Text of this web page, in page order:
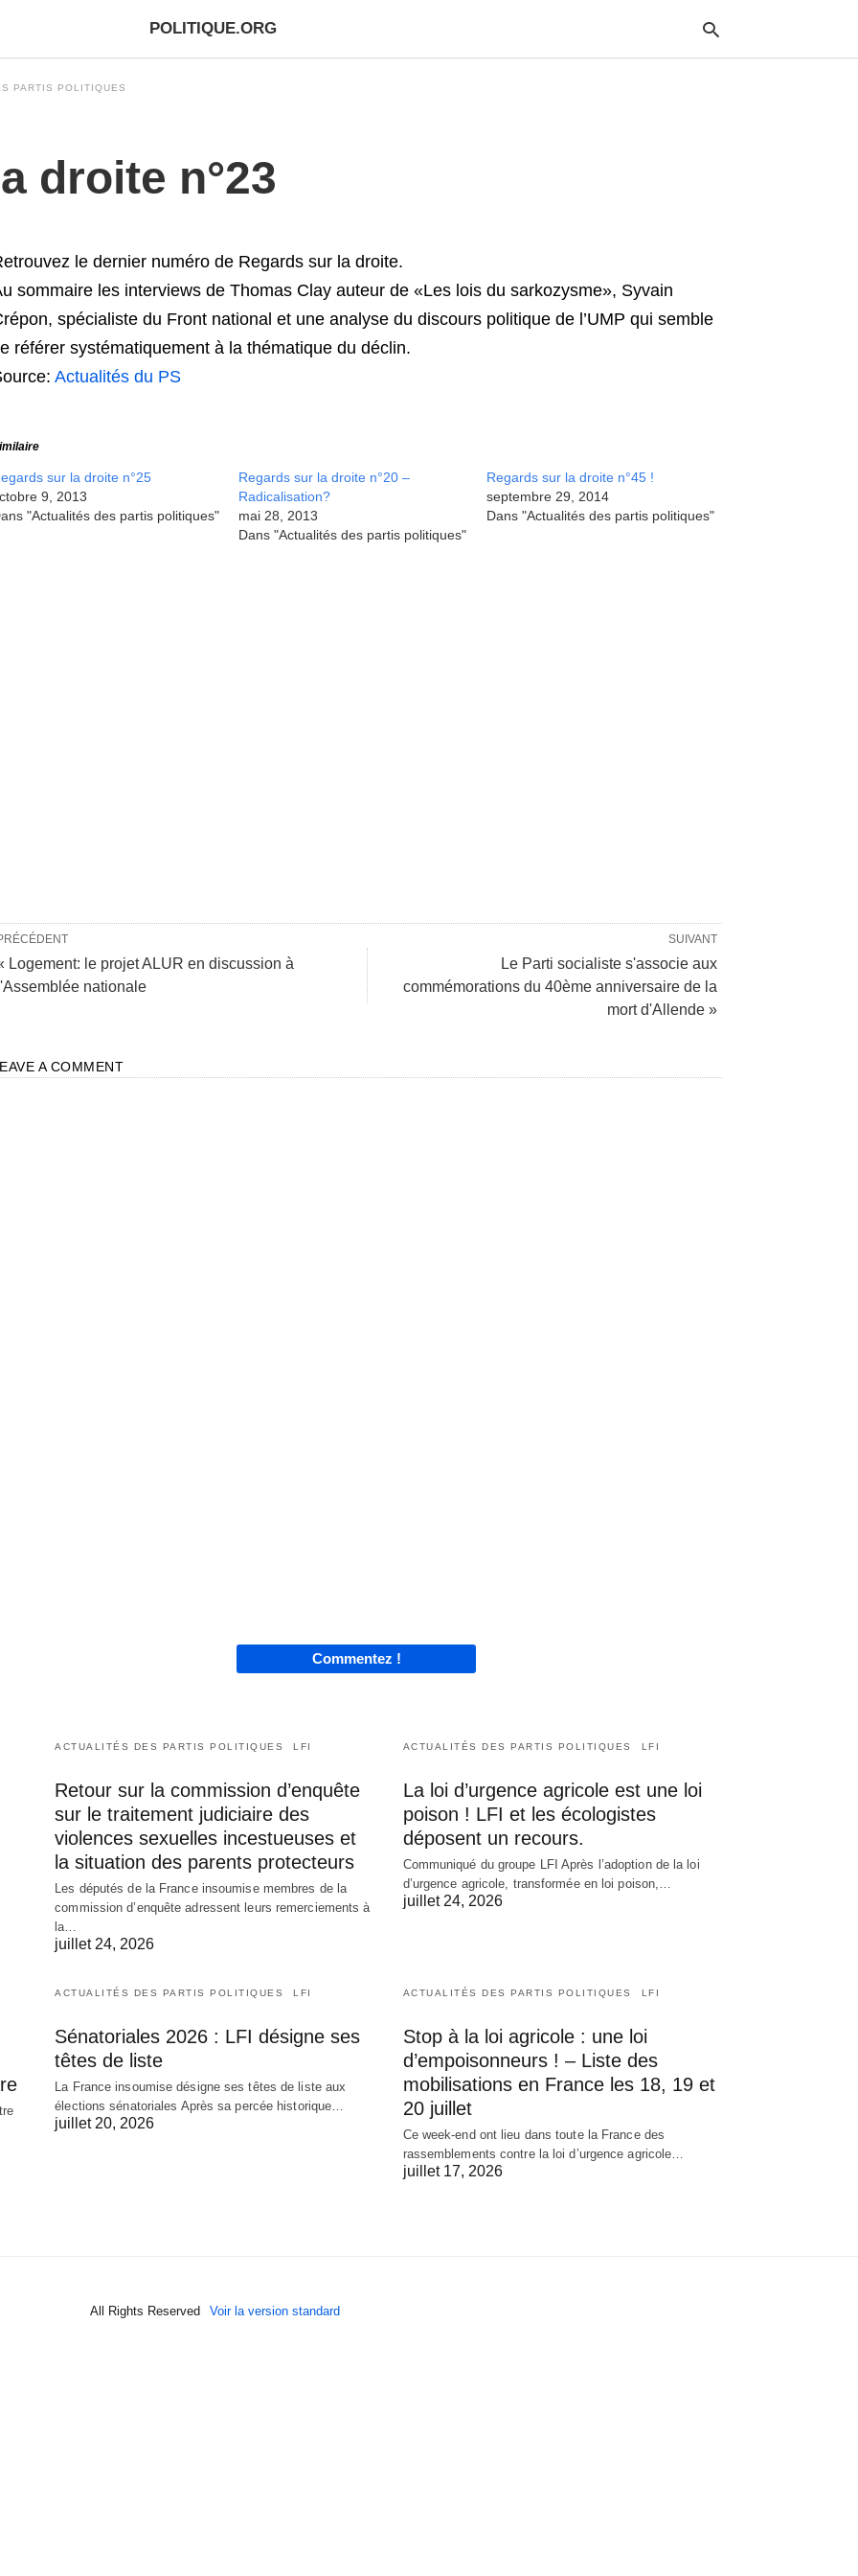
POLITIQUE.ORG
PARTIS POLITIQUES
droite n°23
le dernier numéro de Regards sur la droite.
sommaire les interviews de Thomas Clay auteur de «Les lois du sarkozysme», Syvain
spécialiste du Front national et une analyse du discours politique de l’UMP qui semble
référer systématiquement à la thématique du déclin.
Actualités du PS
sur la droite n°25
9, 2013
"Actualités des partis politiques"
Regards sur la droite n°20 –
Radicalisation?
mai 28, 2013
Dans "Actualités des partis politiques"
Regards sur la droite n°45 !
septembre 29, 2014
Dans "Actualités des partis politiques"
SUIVANT
Le Parti socialiste s'associe aux
commémorations du 40ème anniversaire de la
mort d'Allende »
Logement: le projet ALUR en discussion à
l'Assemblée nationale
A COMMENT
Commentez !
ACTUALITÉS DES PARTIS POLITIQUES LFI
Retour sur la commission d’enquête
sur le traitement judiciaire des
violences sexuelles incestueuses et
la situation des parents protecteurs
Les députés de la France insoumise membres de la
commission d’enquête adressent leurs remerciements à
la…
juillet 24, 2026
ACTUALITÉS DES PARTIS POLITIQUES LFI
La loi d’urgence agricole est une loi
poison ! LFI et les écologistes
déposent un recours.
Communiqué du groupe LFI Après l’adoption de la loi
d’urgence agricole, transformée en loi poison,…
juillet 24, 2026
ACTUALITÉS DES PARTIS POLITIQUES LFI
Sénatoriales 2026 : LFI désigne ses
têtes de liste
La France insoumise désigne ses têtes de liste aux
élections sénatoriales Après sa percée historique…
juillet 20, 2026
ACTUALITÉS DES PARTIS POLITIQUES LFI
Stop à la loi agricole : une loi
d’empoisonneurs ! – Liste des
mobilisations en France les 18, 19 et
20 juillet
Ce week-end ont lieu dans toute la France des
rassemblements contre la loi d’urgence agricole…
juillet 17, 2026
All Rights Reserved Voir la version standard